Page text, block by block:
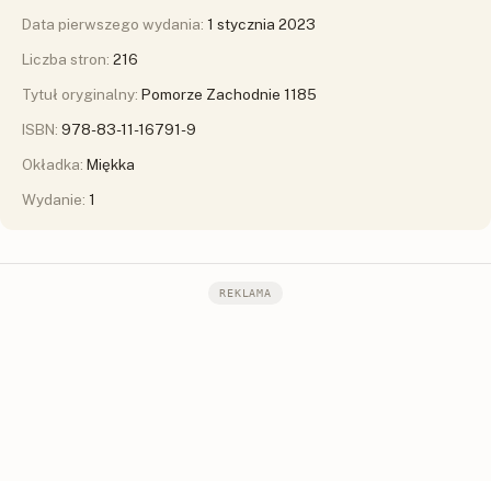
Data pierwszego wydania: 1 stycznia 2023
Liczba stron: 216
Tytuł oryginalny: Pomorze Zachodnie 1185
ISBN: 978-83-11-16791-9
Okładka: Miękka
Wydanie: 1
REKLAMA